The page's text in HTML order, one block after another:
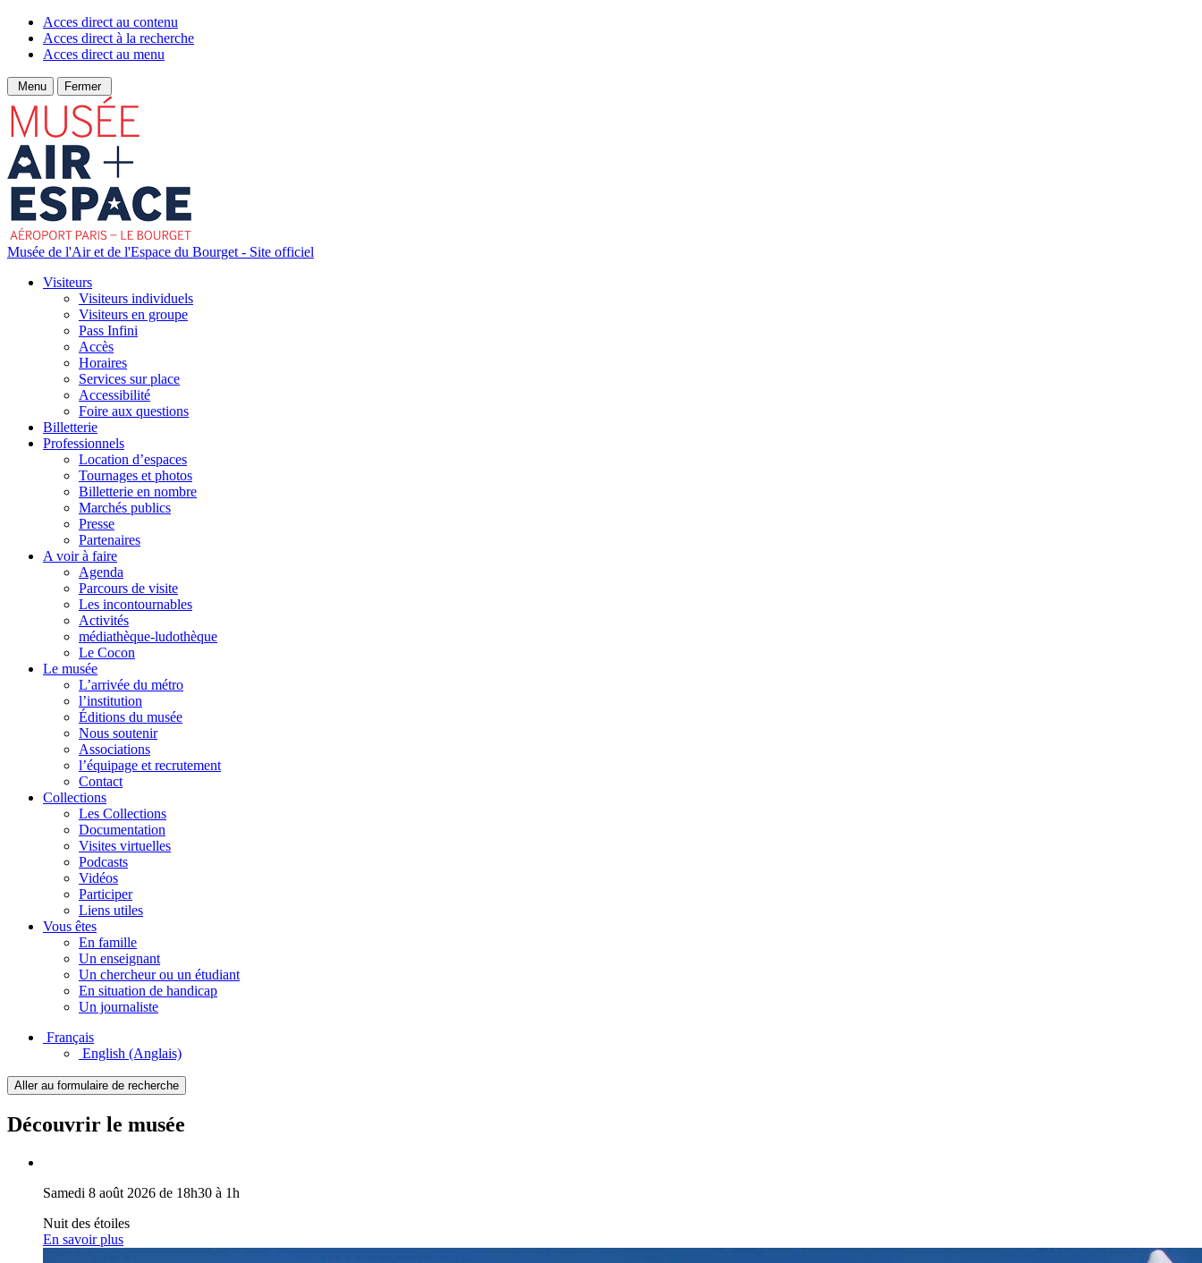
Acces direct au contenu
Acces direct à la recherche
Acces direct au menu
Menu Fermer
Musée de l'Air et de l'Espace du Bourget - Site officiel
Visiteurs
Visiteurs individuels
Visiteurs en groupe
Pass Infini
Accès
Horaires
Services sur place
Accessibilité
Foire aux questions
Billetterie
Professionnels
Location d’espaces
Tournages et photos
Billetterie en nombre
Marchés publics
Presse
Partenaires
A voir à faire
Agenda
Parcours de visite
Les incontournables
Activités
médiathèque-ludothèque
Le Cocon
Le musée
L’arrivée du métro
l’institution
Éditions du musée
Nous soutenir
Associations
l’équipage et recrutement
Contact
Collections
Les Collections
Documentation
Visites virtuelles
Podcasts
Vidéos
Participer
Liens utiles
Vous êtes
En famille
Un enseignant
Un chercheur ou un étudiant
En situation de handicap
Un journaliste
Français
English (Anglais)
Aller au formulaire de recherche
Découvrir le musée
Samedi 8 août 2026 de 18h30 à 1h
Nuit des étoiles
En savoir plus